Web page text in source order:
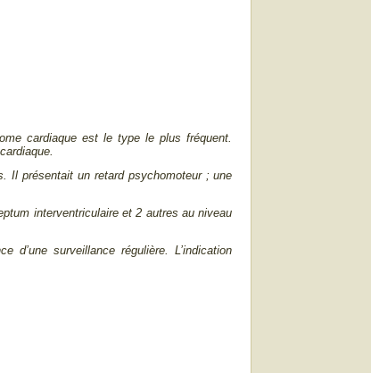
cardiaque est le type le plus fréquent.
Il présentait un retard psychomoteur ; une
interventriculaire et 2 autres au niveau
d’une surveillance régulière. L’indication